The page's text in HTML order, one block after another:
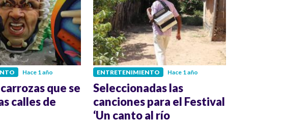
Hace 1 año
que se
calles de
ENTRETENIMIENTO Hace 1 año
Seleccionadas las
canciones para el Festival
‘Un canto al río